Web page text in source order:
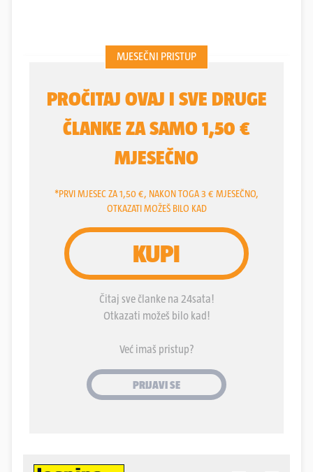
dolazimo pred vojni poligon "Eugen Kvaternik".
Dočekuje nas vojnik koji stoji kraj spuštene rampe
bojnice HV-a odlazimo do zapovjedništva. Upravo
na vojnom poligonu u Slunju u tijeku je obuka
pričuvnih vojnika Hrvatske vojske. U
zapovjedništvu nas dočekuje zapovjednik